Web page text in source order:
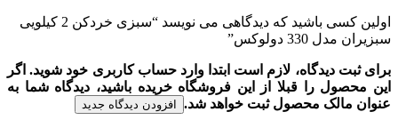
اولین کسی باشید که دیدگاهی می نویسد “سبزی خردکن 2 کیلویی
سبزیران مدل 330 دولوکس”
برای ثبت دیدگاه، لازم است ابتدا وارد حساب کاربری خود شوید. اگر
این محصول را قبلا از این فروشگاه خریده باشید، دیدگاه شما به
عنوان مالک محصول ثبت خواهد شد.
افزودن دیدگاه جدید